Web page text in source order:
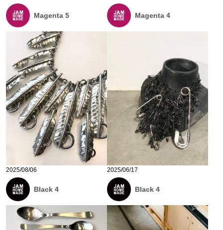
Magenta 5 Magenta 4
2025/08/06
Black 4
2025/06/17
Black 4